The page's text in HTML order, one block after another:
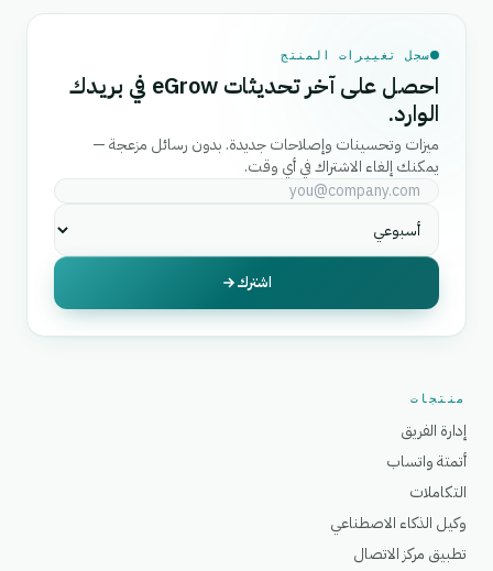
سجل تغييرات المنتج
احصل على آخر تحديثات eGrow في بريدك
الوارد.
ميزات وتحسينات وإصلاحات جديدة. بدون رسائل مزعجة —
يمكنك إلغاء الاشتراك في أي وقت.
اشترك
منتجات
إدارة الفريق
أتمتة واتساب
التكاملات
وكيل الذكاء الاصطناعي
تطبيق مركز الاتصال